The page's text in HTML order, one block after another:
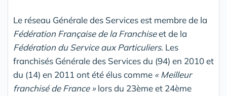
Le réseau Générale des Services est membre de la
Fédération Française de la Franchiseet de la
Fédération du Service aux Particuliers. Les
franchisés Générale des Services du (94) en 2010 et
du (14) en 2011 ont été élus comme « Meilleur
franchisé de France »lors du 23ème et 24ème